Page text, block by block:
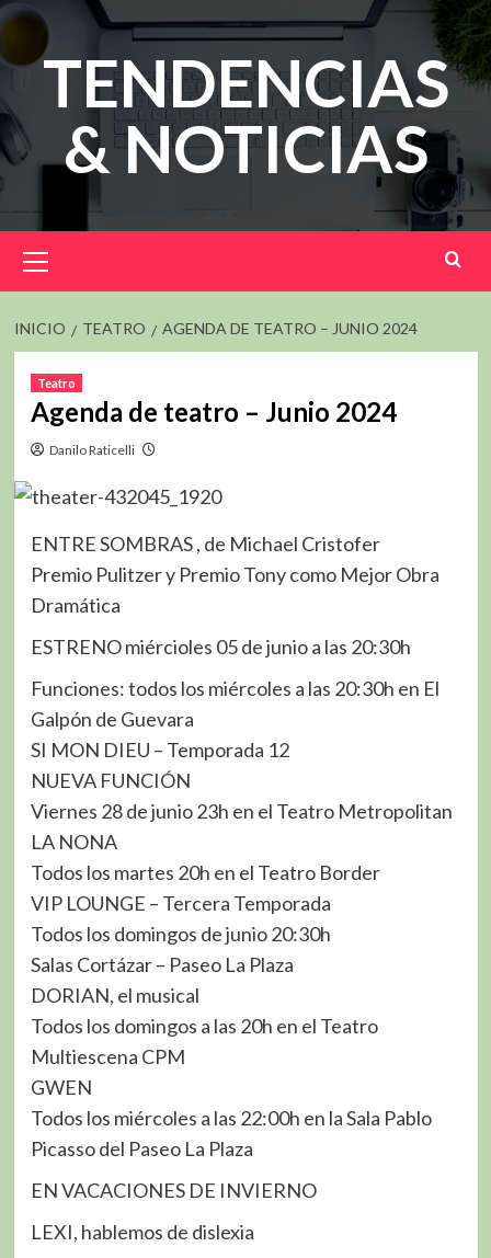
Saltar
contenidoTENDENCIAS
& NOTICIAS
principal
INICIO TEATRO AGENDA DE TEATRO – JUNIO 2024
Teatro
Agenda de teatro – Junio 2024
Danilo Raticelli
ENTRE SOMBRAS , de Michael Cristofer
Premio Pulitzer y Premio Tony como Mejor Obra
Dramática
ESTRENO miércioles 05 de junio a las 20:30h
Funciones: todos los miércoles a las 20:30h en El
Galpón de Guevara
SI MON DIEU – Temporada 12
NUEVA FUNCIÓN
Viernes 28 de junio 23h en el Teatro Metropolitan
LA NONA
Todos los martes 20h en el Teatro Border
VIP LOUNGE – Tercera Temporada
Todos los domingos de junio 20:30h
Salas Cortázar – Paseo La Plaza
DORIAN, el musical
Todos los domingos a las 20h en el Teatro
Multiescena CPM
GWEN
Todos los miércoles a las 22:00h en la Sala Pablo
Picasso del Paseo La Plaza
EN VACACIONES DE INVIERNO
LEXI, hablemos de dislexia